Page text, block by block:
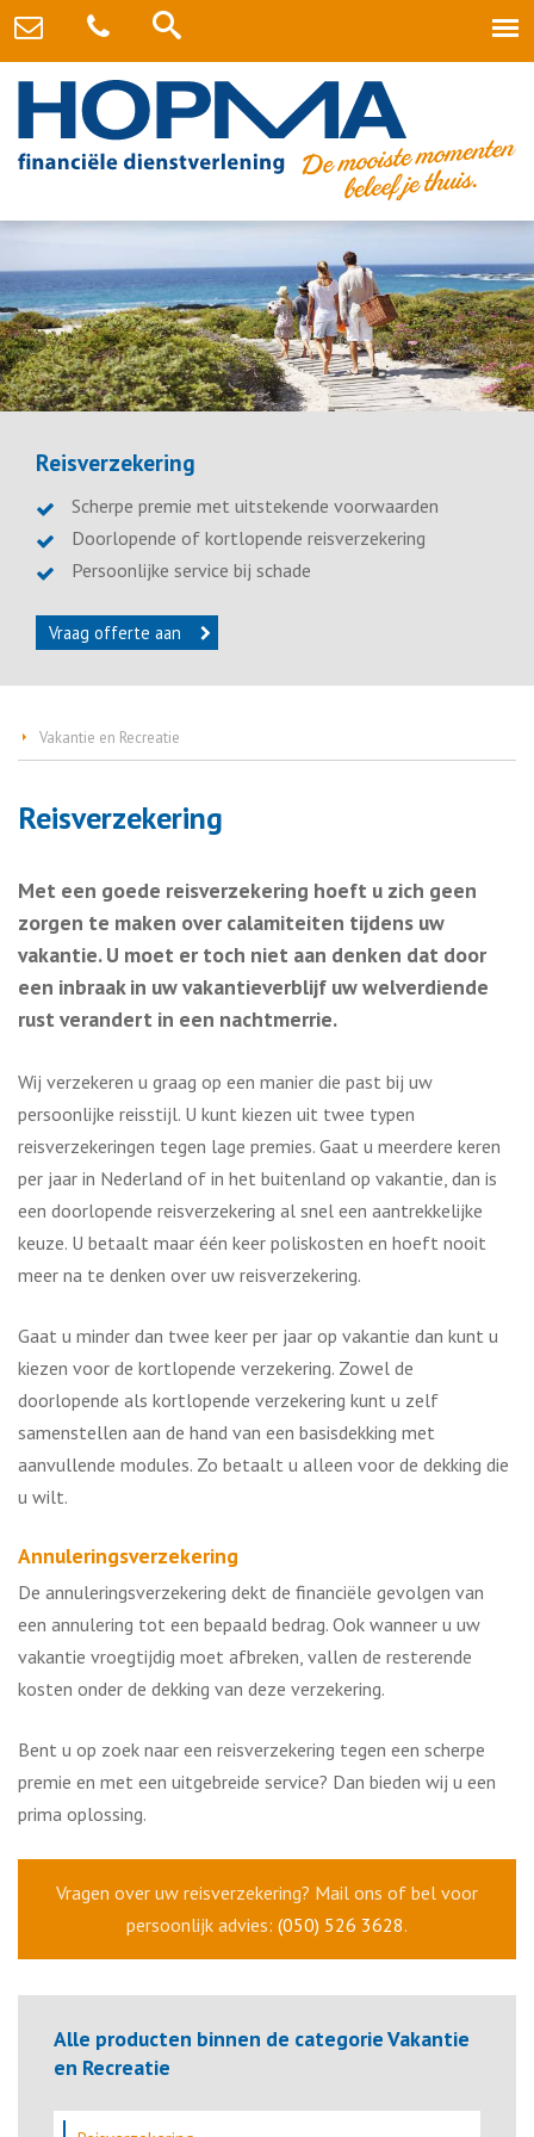
Reisverzekering
Scherpe premie met uitstekende voorwaarden
Doorlopende of kortlopende reisverzekering
Persoonlijke service bij schade
Vraag offerte aan
Vakantie en Recreatie
Reisverzekering
Met een goede reisverzekering hoeft u zich geen
zorgen te maken over calamiteiten tijdens uw
vakantie. U moet er toch niet aan denken dat door
een inbraak in uw vakantieverblijf uw welverdiende
rust verandert in een nachtmerrie.
Wij verzekeren u graag op een manier die past bij uw
persoonlijke reisstijl. U kunt kiezen uit twee typen
reisverzekeringen tegen lage premies. Gaat u meerdere keren
per jaar in Nederland of in het buitenland op vakantie, dan is
een doorlopende reisverzekering al snel een aantrekkelijke
keuze. U betaalt maar één keer poliskosten en hoeft nooit
meer na te denken over uw reisverzekering.
Gaat u minder dan twee keer per jaar op vakantie dan kunt u
kiezen voor de kortlopende verzekering. Zowel de
doorlopende als kortlopende verzekering kunt u zelf
samenstellen aan de hand van een basisdekking met
aanvullende modules. Zo betaalt u alleen voor de dekking die
u wilt.
Annuleringsverzekering
De annuleringsverzekering dekt de financiële gevolgen van
een annulering tot een bepaald bedrag. Ook wanneer u uw
vakantie vroegtijdig moet afbreken, vallen de resterende
kosten onder de dekking van deze verzekering.
Bent u op zoek naar een reisverzekering tegen een scherpe
premie en met een uitgebreide service? Dan bieden wij u een
prima oplossing.
Vragen over uw reisverzekering? Mail ons of bel voor
persoonlijk advies: (050) 526 3628.
Alle producten binnen de categorie Vakantie
en Recreatie